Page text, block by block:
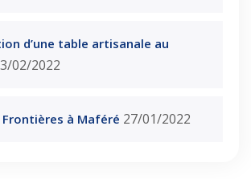
d’une table artisanale au
02/2022
Frontières à Maféré 27/01/2022